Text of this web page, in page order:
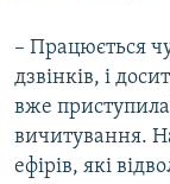
– Працюється
дзвінків, і
вже
вичитування.
ефірів, які